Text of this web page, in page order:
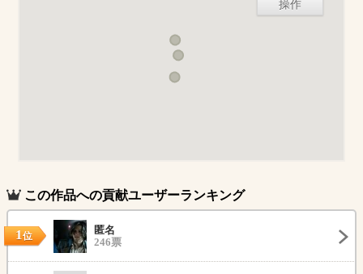
操作
この作品への貢献ユーザーランキング
1位
匿名
246票